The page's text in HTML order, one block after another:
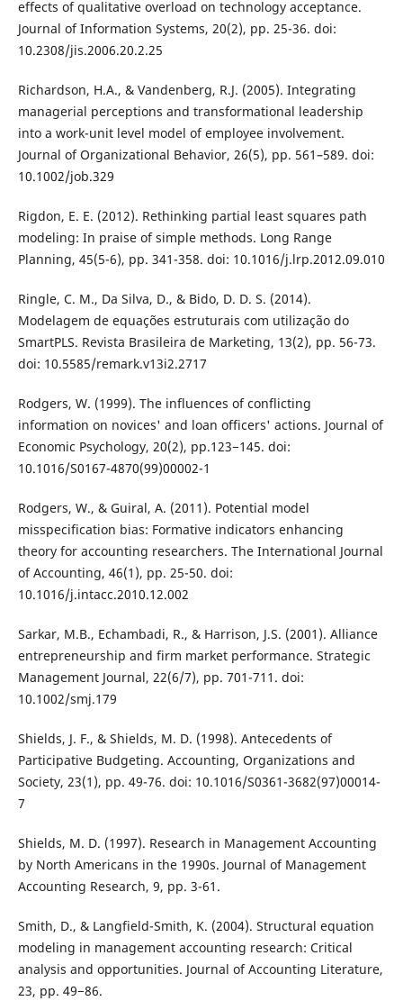
effects of qualitative overload on technology acceptance.
Journal of Information Systems, 20(2), pp. 25-36. doi:
10.2308/jis.2006.20.2.25
Richardson, H.A., & Vandenberg, R.J. (2005). Integrating
managerial perceptions and transformational leadership
into a work-unit level model of employee involvement.
Journal of Organizational Behavior, 26(5), pp. 561–589. doi:
10.1002/job.329
Rigdon, E. E. (2012). Rethinking partial least squares path
modeling: In praise of simple methods. Long Range
Planning, 45(5-6), pp. 341-358. doi: 10.1016/j.lrp.2012.09.010
Ringle, C. M., Da Silva, D., & Bido, D. D. S. (2014).
Modelagem de equações estruturais com utilização do
SmartPLS. Revista Brasileira de Marketing, 13(2), pp. 56-73.
doi: 10.5585/remark.v13i2.2717
Rodgers, W. (1999). The influences of conflicting
information on novices' and loan officers' actions. Journal of
Economic Psychology, 20(2), pp.123−145. doi:
10.1016/S0167-4870(99)00002-1
Rodgers, W., & Guiral, A. (2011). Potential model
misspecification bias: Formative indicators enhancing
theory for accounting researchers. The International Journal
of Accounting, 46(1), pp. 25-50. doi:
10.1016/j.intacc.2010.12.002
Sarkar, M.B., Echambadi, R., & Harrison, J.S. (2001). Alliance
entrepreneurship and firm market performance. Strategic
Management Journal, 22(6/7), pp. 701-711. doi:
10.1002/smj.179
Shields, J. F., & Shields, M. D. (1998). Antecedents of
Participative Budgeting. Accounting, Organizations and
Society, 23(1), pp. 49-76. doi: 10.1016/S0361-3682(97)00014-
7
Shields, M. D. (1997). Research in Management Accounting
by North Americans in the 1990s. Journal of Management
Accounting Research, 9, pp. 3-61.
Smith, D., & Langfield-Smith, K. (2004). Structural equation
modeling in management accounting research: Critical
analysis and opportunities. Journal of Accounting Literature,
23, pp. 49−86.